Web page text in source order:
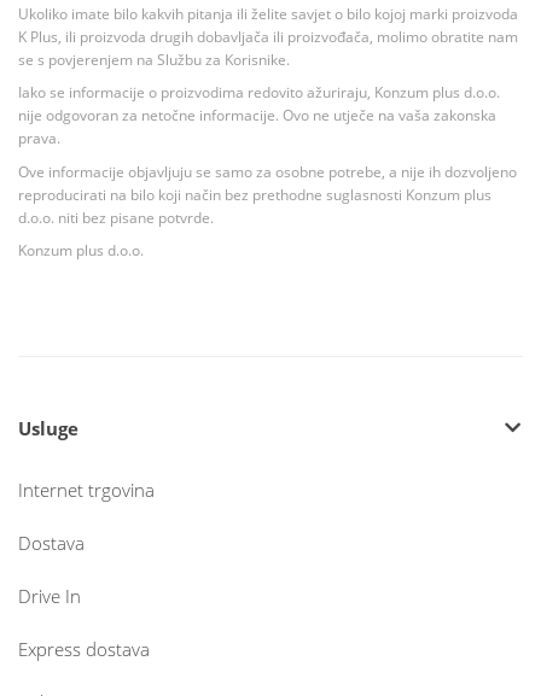
Ukoliko imate bilo kakvih pitanja ili želite savjet o bilo kojoj marki proizvoda
K Plus, ili proizvoda drugih dobavljača ili proizvođača, molimo obratite nam
se s povjerenjem na Službu za Korisnike.
Iako se informacije o proizvodima redovito ažuriraju, Konzum plus d.o.o.
nije odgovoran za netočne informacije. Ovo ne utječe na vaša zakonska
prava.
Ove informacije objavljuju se samo za osobne potrebe, a nije ih dozvoljeno
reproducirati na bilo koji način bez prethodne suglasnosti Konzum plus
d.o.o. niti bez pisane potvrde.
Konzum plus d.o.o.
Usluge
Internet trgovina
Dostava
Drive In
Express dostava